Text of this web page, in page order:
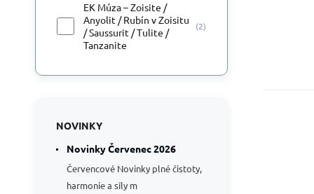
EK Múza – Zoisite /
Anyolit / Rubín v Zoisitu
/ Saussurit / Tulite /
Tanzanite
(2)
NOVINKY
Novinky Červenec 2026
Červencové Novinky plné čistoty,
harmonie a síly m